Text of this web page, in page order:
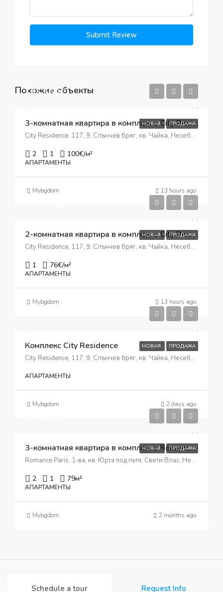
Submit Review
Похожие объекты
НОВАЯ ПРОДАЖА
145,560€
3-комнатная квартира в комплексе City Residence
City Residence, 117, 9, Слънчев бряг, кв. Чайка, Несебър, Бургас, 8240, България
2 1 100€/м²
АПАРТАМЕНТЫ
Mybgdom 13 hours ago
НОВАЯ ПРОДАЖА2-комнатная квартира в комплексе City Residence
City Residence, 117, 9, Слънчев бряг, кв. Чайка, Несебър, Бургас, 8240, България
1 76€/м²
АПАРТАМЕНТЫ
Mybgdom 13 hours ago
НОВАЯ ПРОДАЖА
Комплекс City Residence
City Residence, 117, 9, Слънчев бряг, кв. Чайка, Несебър, Бургас, 8240, България
АПАРТАМЕНТЫ
Mybgdom 2 days ago
НОВАЯ ПРОДАЖА
3-комнатная квартира в комплексе Romance Paris
Romance Paris, 1-ва, кв. Юрта под пътя, Свети Влас, Несебър, Бургас, 8256, България
2 1 79м²
АПАРТАМЕНТЫ
Mybgdom 2 months ago
Schedule a tour Request Info